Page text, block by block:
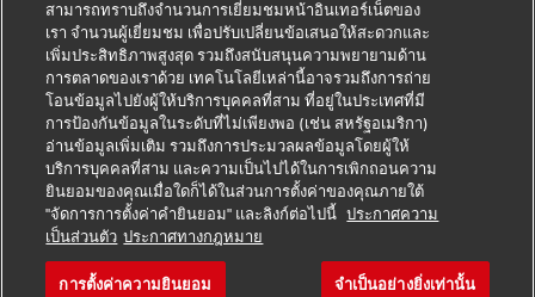
ข้อความแจ้งเตือนความเป็นส่วนตัว
ข้อมูลเพิ่มเติม
การตั้งค่าคุกกี้
ติดตามเรา
สามารถทราบถึงจำนวนการเยี่ยมชมหน้าอินเทอร์เน็ตของ
เรา จำนวนผู้เยี่ยมชม เพื่อปรับเปลี่ยนข้อเสนอให้สะดวกและ
เพิ่มประสิทธิภาพสูงสุด รวมถึงสนับสนุนความพยายามด้าน
การตลาดของเราด้วย เทคโนโลยีเหล่านี้อาจรวมถึงการถ่าย
โอนข้อมูลไปยังผู้ให้บริการบุคคลที่สาม ที่อยู่ในประเทศที่มี
การป้องกันข้อมูลในระดับที่ไม่เพียงพอ (เช่น สหรัฐอเมริกา)
อ่านข้อมูลเพิ่มเติม รวมถึงการประมวลผลข้อมูลโดยผู้ให้
บริการบุคคลที่สาม และความเป็นไปได้ในการเพิกถอนความ
ยินยอมของคุณเมื่อใดก็ได้ในส่วนการตั้งค่าของคุณภายใต้
"จัดการการตั้งค่าคำยินยอม" และลิงก์ต่อไปนี้ ประกาศความ
เป็นส่วนตัว ประกาศทางกฎหมาย
การตั้งค่าความยินยอม จำเป็นอย่างยิ่งเท่านั้น